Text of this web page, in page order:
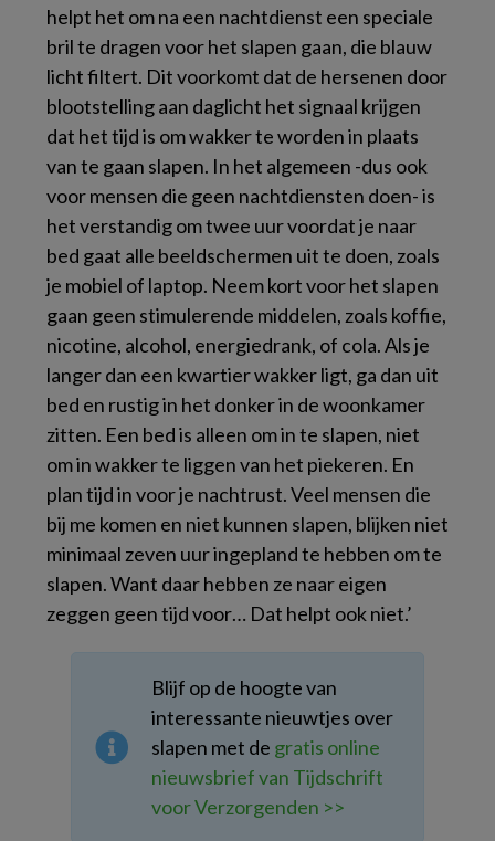
helpt het om na een nachtdienst een speciale
bril te dragen voor het slapen gaan, die blauw
licht filtert. Dit voorkomt dat de hersenen door
blootstelling aan daglicht het signaal krijgen
dat het tijd is om wakker te worden in plaats
van te gaan slapen. In het algemeen -dus ook
voor mensen die geen nachtdiensten doen- is
het verstandig om twee uur voordat je naar
bed gaat alle beeldschermen uit te doen, zoals
je mobiel of laptop. Neem kort voor het slapen
gaan geen stimulerende middelen, zoals koffie,
nicotine, alcohol, energiedrank, of cola. Als je
langer dan een kwartier wakker ligt, ga dan uit
bed en rustig in het donker in de woonkamer
zitten. Een bed is alleen om in te slapen, niet
om in wakker te liggen van het piekeren. En
plan tijd in voor je nachtrust. Veel mensen die
bij me komen en niet kunnen slapen, blijken niet
minimaal zeven uur ingepland te hebben om te
slapen. Want daar hebben ze naar eigen
zeggen geen tijd voor… Dat helpt ook niet.’
Blijf op de hoogte van
interessante nieuwtjes over
slapen met de gratis online
nieuwsbrief van Tijdschrift
voor Verzorgenden >>